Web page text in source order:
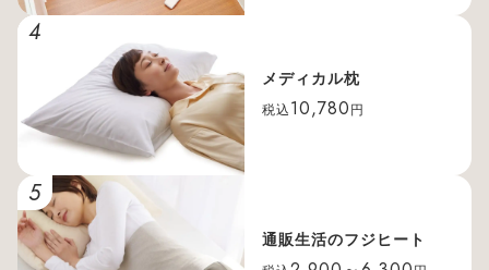
4
メディカル枕
税込 10,780 円
5
通販生活のフジヒート